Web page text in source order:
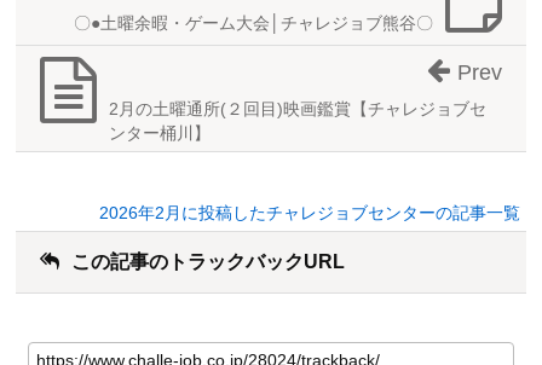
〇●土曜余暇・ゲーム大会│チャレジョブ熊谷〇
2月の土曜通所(２回目)映画鑑賞【チャレジョブセ
ンター桶川】
Prev
2026年2月に投稿したチャレジョブセンターの記事一覧
この記事のトラックバックURL
の